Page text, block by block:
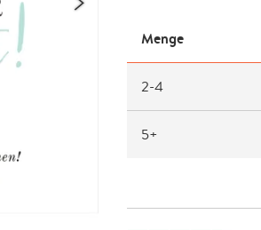
Menge
2-4
5+